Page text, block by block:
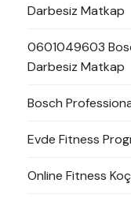
Darbesiz Matkap
0601049603
Darbesiz Matkap
Bosch
Evde Fitness
Online Fitness